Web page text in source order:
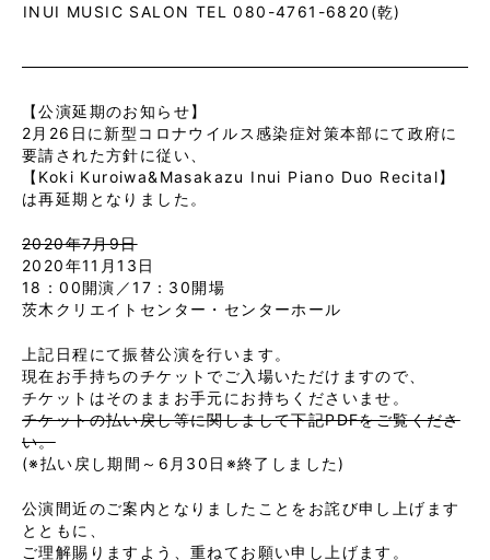
INUI MUSIC SALON TEL 080-4761-6820(乾)
【公演延期のお知らせ】
2月26日に新型コロナウイルス感染症対策本部にて政府に
要請された方針に従い、
【Koki Kuroiwa&Masakazu Inui Piano Duo Recital】
は再延期となりました。
2020年7月9日
2020年11月13日
18：00開演／17：30開場
茨木クリエイトセンター・センターホール
上記日程にて振替公演を行います。
現在お手持ちのチケットでご入場いただけますので、
チケットはそのままお手元にお持ちくださいませ。
チケットの払い戻し等に関しまして下記PDFをご覧くださ
い。
(※払い戻し期間～6月30日※終了しました)
公演間近のご案内となりましたことをお詫び申し上げます
とともに、
ご理解賜りますよう、重ねてお願い申し上げます。